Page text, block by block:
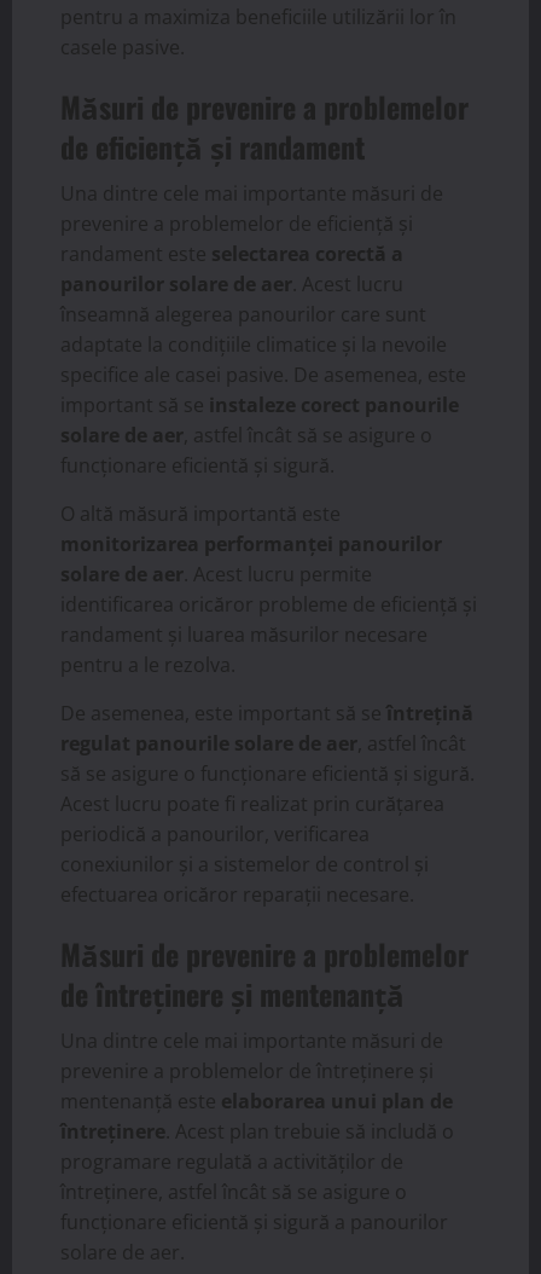
pentru a maximiza beneficiile utilizării lor în
casele pasive.
Măsuri de prevenire a problemelor
de eficiență și randament
Una dintre cele mai importante măsuri de
prevenire a problemelor de eficiență și
randament este selectarea corectă a
panourilor solare de aer . Acest lucru
înseamnă alegerea panourilor care sunt
adaptate la condițiile climatice și la nevoile
specifice ale casei pasive. De asemenea, este
important să se instaleze corect panourile
solare de aer , astfel încât să se asigure o
funcționare eficientă și sigură.
O altă măsură importantă este
monitorizarea performanței panourilor
solare de aer . Acest lucru permite
identificarea oricăror probleme de eficiență și
randament și luarea măsurilor necesare
pentru a le rezolva.
De asemenea, este important să se întrețină
regulat panourile solare de aer , astfel încât
să se asigure o funcționare eficientă și sigură.
Acest lucru poate fi realizat prin curățarea
periodică a panourilor, verificarea
conexiunilor și a sistemelor de control și
efectuarea oricăror reparații necesare.
Măsuri de prevenire a problemelor
de întreținere și mentenanță
Una dintre cele mai importante măsuri de
prevenire a problemelor de întreținere și
mentenanță este elaborarea unui plan de
întreținere . Acest plan trebuie să includă o
programare regulată a activităților de
întreținere, astfel încât să se asigure o
funcționare eficientă și sigură a panourilor
solare de aer.